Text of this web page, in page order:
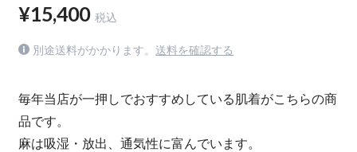
¥15,400 税込
別途送料がかかります。 送料を確認する
毎年当店が一押しでおすすめしている肌着がこちらの商
品です。
麻は吸湿・放出、通気性に富んでいます。